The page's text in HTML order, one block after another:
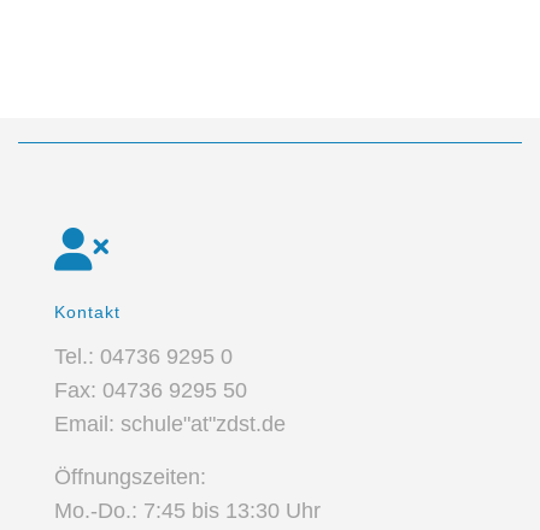
Kontakt
Tel.: 04736 9295 0
Fax: 04736 9295 50
Email: schule"at"zdst.de
Öffnungszeiten:
Mo.-Do.: 7:45 bis 13:30 Uhr